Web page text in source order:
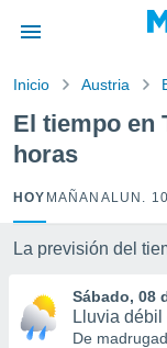
por
para
la
calidad.
a este
las
y
forma
Inicio Austria
El tiempo en
horas
HOY MAÑANA LUN. 10
La previsión del
Sábado, 08
Lluvia
De